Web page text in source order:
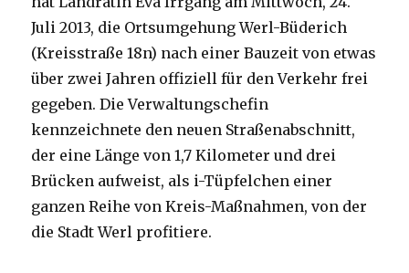
Juli 2013, die Ortsumgehung Werl-Büderich
(Kreisstraße 18n) nach einer Bauzeit von etwas
über zwei Jahren offiziell für den Verkehr frei
gegeben. Die Verwaltungschefin
kennzeichnete den neuen Straßenabschnitt,
der eine Länge von 1,7 Kilometer und drei
Brücken aufweist, als i-Tüpfelchen einer
ganzen Reihe von Kreis-Maßnahmen, von der
die Stadt Werl profitiere.